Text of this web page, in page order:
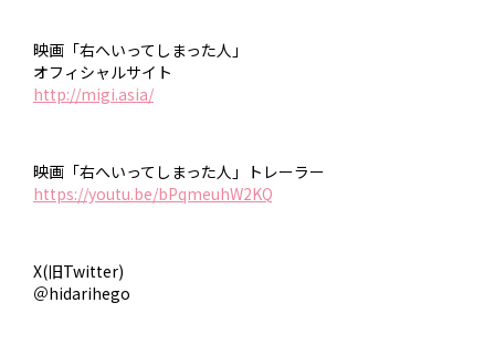
映画「右へいってしまった人」
オフィシャルサイト
http://migi.asia/
映画「右へいってしまった人」トレーラー
https://youtu.be/bPqmeuhW2KQ
X(旧Twitter)
＠hidarihego